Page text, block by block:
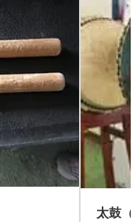
太鼓